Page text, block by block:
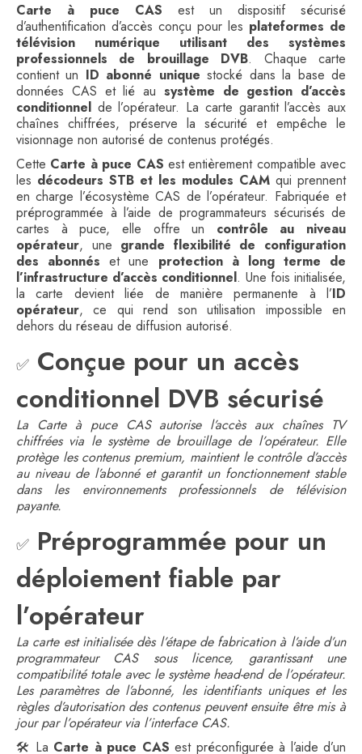
Carte à puce CAS est un dispositif sécurisé
d’authentification d’accès conçu pour les plateformes de
télévision numérique utilisant des systèmes
professionnels de brouillage DVB. Chaque carte
contient un ID abonné unique stocké dans la base de
données CAS et lié au système de gestion d’accès
conditionnel de l’opérateur. La carte garantit l’accès aux
chaînes chiffrées, préserve la sécurité et empêche le
visionnage non autorisé de contenus protégés.
Cette Carte à puce CAS est entièrement compatible avec
les décodeurs STB et les modules CAM qui prennent
en charge l’écosystème CAS de l’opérateur. Fabriquée et
préprogrammée à l’aide de programmateurs sécurisés de
cartes à puce, elle offre un contrôle au niveau
opérateur, une grande flexibilité de configuration
des abonnés et une protection à long terme de
l’infrastructure d’accès conditionnel. Une fois initialisée,
la carte devient liée de manière permanente à l’ID
opérateur, ce qui rend son utilisation impossible en
dehors du réseau de diffusion autorisé.
✅ Conçue pour un accès
conditionnel DVB sécurisé
La Carte à puce CAS autorise l’accès aux chaînes TV
chiffrées via le système de brouillage de l’opérateur. Elle
protège les contenus premium, maintient le contrôle d’accès
au niveau de l’abonné et garantit un fonctionnement stable
dans les environnements professionnels de télévision
payante.
✅ Préprogrammée pour un
déploiement fiable par
l’opérateur
La carte est initialisée dès l’étape de fabrication à l’aide d’un
programmateur CAS sous licence, garantissant une
compatibilité totale avec le système head-end de l’opérateur.
Les paramètres de l’abonné, les identifiants uniques et les
règles d’autorisation des contenus peuvent ensuite être mis à
jour par l’opérateur via l’interface CAS.
🛠️ La Carte à puce CAS est préconfigurée à l’aide d’un